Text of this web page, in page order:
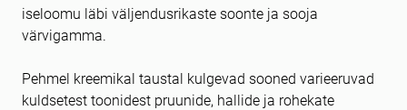
iseloomu läbi väljendusrikaste soonte ja sooja
värvigamma.
Pehmel kreemikal taustal kulgevad sooned varieeruvad
kuldsetest toonidest pruunide, hallide ja rohekate